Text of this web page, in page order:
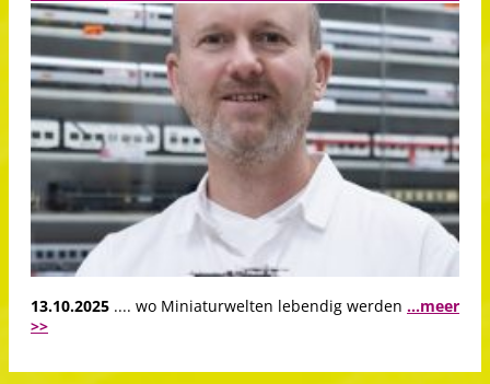
13.10.2025 .... wo Miniaturwelten lebendig werden ...meer
>>